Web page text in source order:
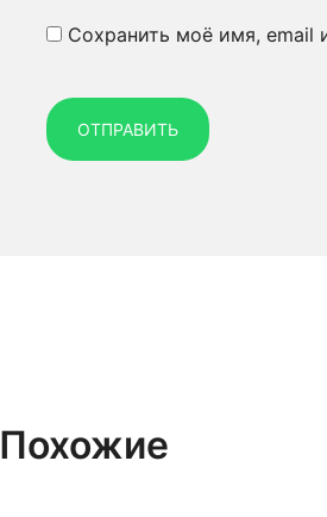
Сохранить моё имя, email
Похожие